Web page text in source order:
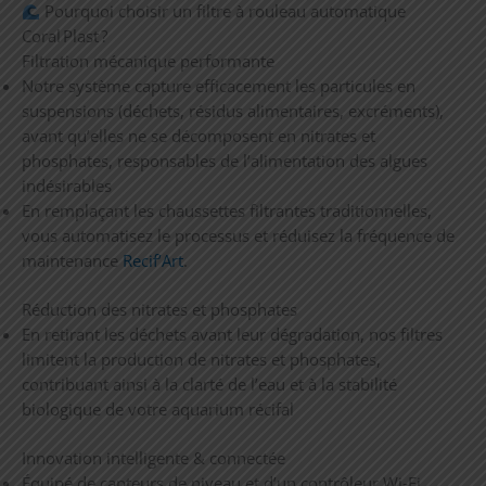
Pourquoi choisir un filtre à rouleau automatique
Coral Plast ?
Filtration mécanique performante
Notre système capture efficacement les particules en
suspensions (déchets, résidus alimentaires, excréments),
avant qu’elles ne se décomposent en nitrates et
phosphates, responsables de l’alimentation des algues
indésirables
En remplaçant les chaussettes filtrantes traditionnelles,
vous automatisez le processus et réduisez la fréquence de
maintenance Recif’Art.
Réduction des nitrates et phosphates
En retirant les déchets avant leur dégradation, nos filtres
limitent la production de nitrates et phosphates,
contribuant ainsi à la clarté de l’eau et à la stabilité
biologique de votre aquarium récifal
Innovation intelligente & connectée